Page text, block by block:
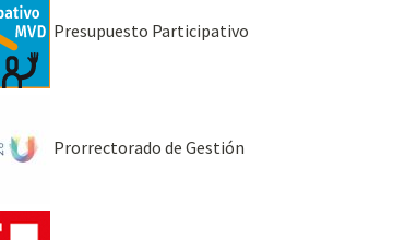
Presupuesto Participativo
Prorrectorado de Gestión